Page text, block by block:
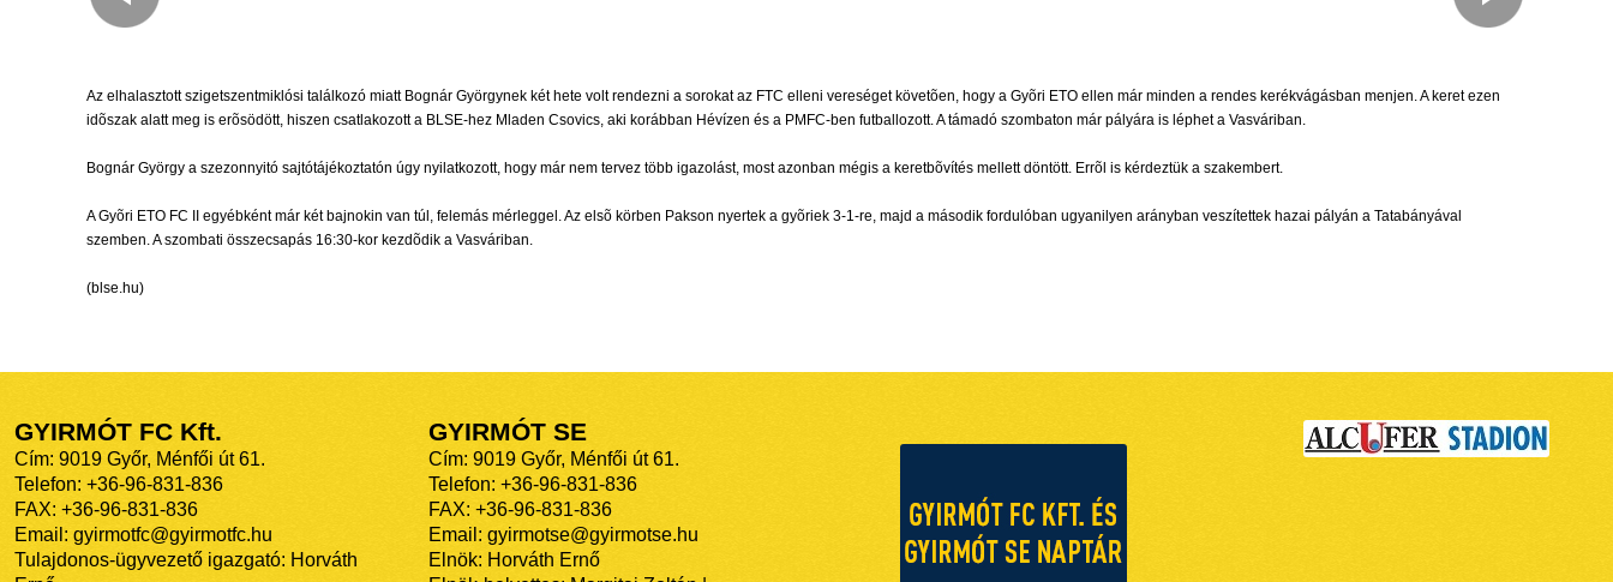
Az elhalasztott szigetszentmiklósi találkozó miatt Bognár Györgynek két hete volt rendezni a sorokat az FTC elleni vereséget követõen, hogy a Gyõri ETO ellen már minden a rendes kerékvágásban menjen. A keret ezen
idõszak alatt meg is erõsödött, hiszen csatlakozott a BLSE-hez Mladen Csovics, aki korábban Hévízen és a PMFC-ben futballozott. A támadó szombaton már pályára is léphet a Vasváriban.
Bognár György a szezonnyitó sajtótájékoztatón úgy nyilatkozott, hogy már nem tervez több igazolást, most azonban mégis a keretbõvítés mellett döntött. Errõl is kérdeztük a szakembert.
A Gyõri ETO FC II egyébként már két bajnokin van túl, felemás mérleggel. Az elsõ körben Pakson nyertek a gyõriek 3-1-re, majd a második fordulóban ugyanilyen arányban veszítettek hazai pályán a Tatabányával
szemben. A szombati összecsapás 16:30-kor kezdõdik a Vasváriban.
(blse.hu)
GYIRMÓT FC Kft.
Cím: 9019 Győr, Ménfői út 61.
Telefon: +36-96-831-836
FAX: +36-96-831-836
Email: gyirmotfc@gyirmotfc.hu
Tulajdonos-ügyvezető igazgató: Horváth
GYIRMÓT SE
Cím: 9019 Győr, Ménfői út 61.
Telefon: +36-96-831-836
FAX: +36-96-831-836
Email: gyirmotse@gyirmotse.hu
Elnök: Horváth Ernő